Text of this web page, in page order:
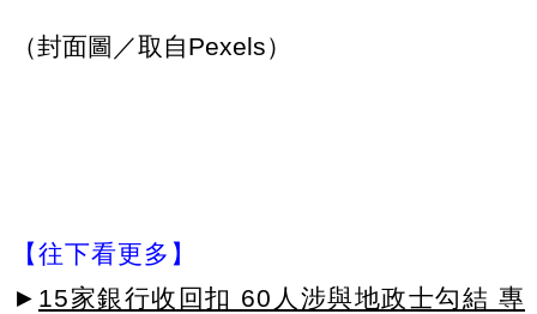
（封面圖／取自Pexels）
【往下看更多】
► 15家銀行收回扣 60人涉與地政士勾結 專